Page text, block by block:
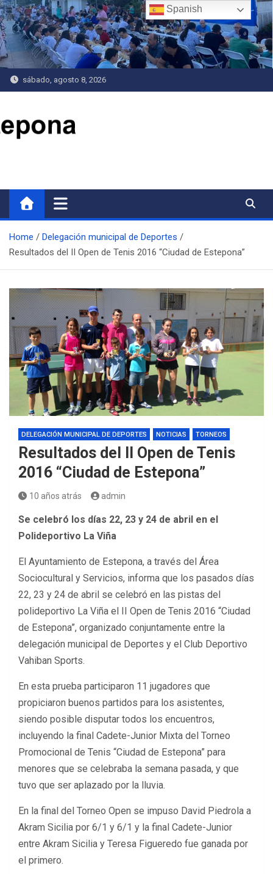
Saltar
al
contenido
sábado, agosto 8, 2026
Home
Delegación municipal de Deportes
Resultados del II Open de Tenis 2016 “Ciudad de Estepona”
DELEGACIÓN MUNICIPAL DE DEPORTES NOTICIAS TORNEOS
Resultados del II Open de Tenis
2016 “Ciudad de Estepona”
10 años atrás admin
Se celebró los días 22, 23 y 24 de abril en el
Polideportivo La Viña
El Ayuntamiento de Estepona, a través del Área
Sociocultural y Servicios, informa que los pasados días
22, 23 y 24 de abril se celebró en las pistas del
polideportivo La Viña el II Open de Tenis 2016 “Ciudad
de Estepona”, organizado conjuntamente entre la
delegación municipal de Deportes y el Club Deportivo
Vahiban Sports.
En esta prueba participaron 11 jugadores que
propiciaron buenos partidos para los asistentes,
siendo posible disputar todos los encuentros,
incluyendo la final Cadete-Junior Mixta del Torneo
Promocional de Tenis “Ciudad de Estepona” para
menores que se celebraba la semana pasada, y que
tuvo que ser aplazado por la lluvia.
En la final del Torneo Open se impuso David Piedrola a
Akram Sicilia por 6/1 y 6/1 y la final Cadete-Junior
entre Akram Sicilia y Teresa Figueredo fue ganada por
el primero.
Spanish